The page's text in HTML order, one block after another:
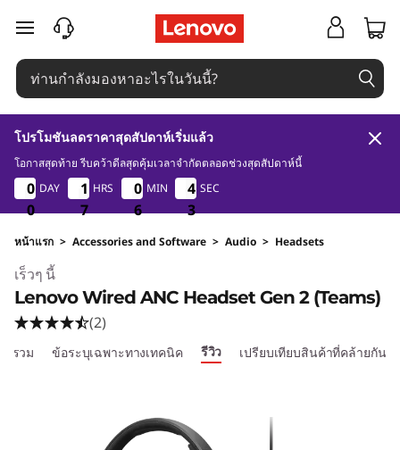
ข้ามไปที่เนื้อหาหลัก
โปรโมชันลดราคาสุดสัปดาห์เริ่มแล้ว
โอกาสสุดท้าย รีบคว้าดีลสุดคุ้มเวลาจำกัดตลอดช่วงสุดสัปดาห์นี้
0
0
0
0
0
0
0
0
DAY
1
7
1
7
1
7
1
7
HRS
0
6
0
6
0
6
0
6
MIN 4
2
4
1
4
2
4
1
SEC
หน้าแรก > Accessories and Software > Audio > Headsets
เร็วๆ นี้
Lenovo Wired ANC Headset Gen 2 (Teams)
(2)
พรวม ข้อระบุเฉพาะทางเทคนิค รีวิว เปรียบเทียบสินค้าที่คล้ายกัน
Original Price 5790 THB Discounted Price 5211